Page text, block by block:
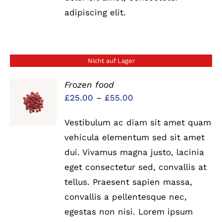
adipiscing elit.
Nicht auf Lager
DETAILS
Frozen food
£25.00 –£55.00
bis
£55.00
Vestibulum ac diam sit amet quam
vehicula elementum sed sit amet
dui. Vivamus magna justo, lacinia
eget consectetur sed, convallis at
tellus. Praesent sapien massa,
convallis a pellentesque nec,
egestas non nisi. Lorem ipsum